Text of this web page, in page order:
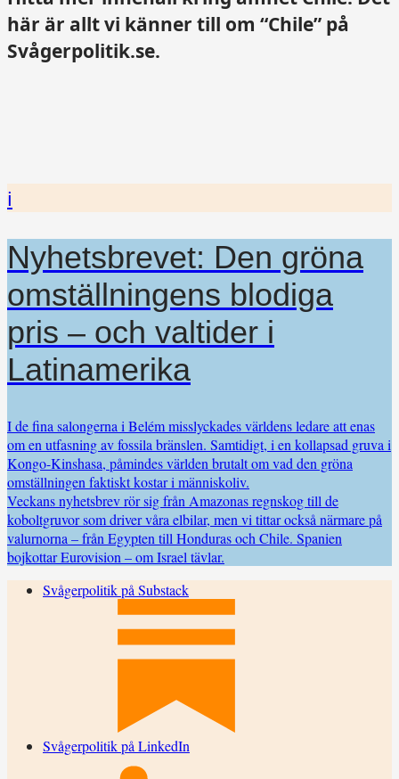
här är allt vi känner till om “Chile” på
Svågerpolitik.se.
i
Nyhetsbrevet: Den gröna
omställningens blodiga
pris – och valtider i
Latinamerika
I de fina salongerna i Belém misslyckades världens ledare att enas
om en utfasning av fossila bränslen. Samtidigt, i en kollapsad gruva i
Kongo-Kinshasa, påmindes världen brutalt om vad den gröna
omställningen faktiskt kostar i människoliv.
Veckans nyhetsbrev rör sig från Amazonas regnskog till de
koboltgruvor som driver våra elbilar, men vi tittar också närmare på
valurnorna – från Egypten till Honduras och Chile. Spanien
bojkottar Eurovision – om Israel tävlar.
Svågerpolitik på Substack
Svågerpolitik på LinkedIn